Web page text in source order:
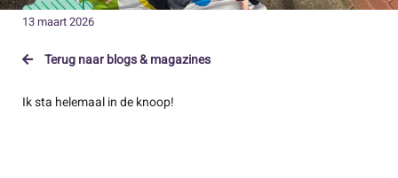
13 maart 2026
Terug naar blogs & magazines
Ik sta helemaal in de knoop!